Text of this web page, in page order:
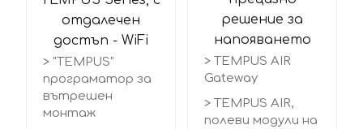
отдалечен
достъп - WiFi
> "TEMPUS"
програматор за
вътрешен
монтаж
решение за
напояването
> TEMPUS AIR
Gateway
> TEMPUS AIR,
полеви модули на